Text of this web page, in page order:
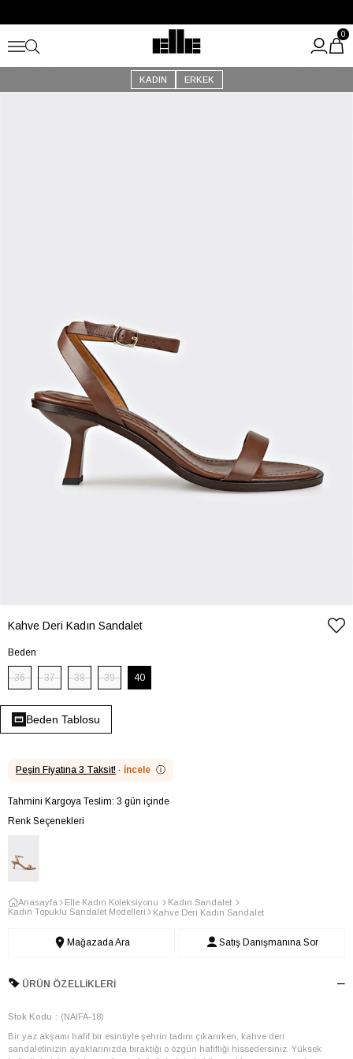
Kargo Ücretsiz!
KADIN ERKEK
0
Kahve Deri Kadın Sandalet
Beden
36 37 38 39 40
Beden Tablosu
Peşin Fiyatına 3 Taksit! · İncele ⓘ
Tahmini Kargoya Teslim: 3 gün içinde
Renk Seçenekleri
Anasayfa Elle Kadın Koleksiyonu
Kadın Sandalet
Kadın Topuklu Sandalet Modelleri
Kahve Deri Kadın Sandalet
Mağazada Ara Satış Danışmanına Sor
ÜRÜN ÖZELLIKLERI
Stok Kodu (NAIFA-18)
Bir yaz akşamı hafif bir esintiyle şehrin tadını çıkarırken, kahve deri
sandaletinizin ayaklarınızda bıraktığı o özgün hafifliği hissedersiniz. Yüksek